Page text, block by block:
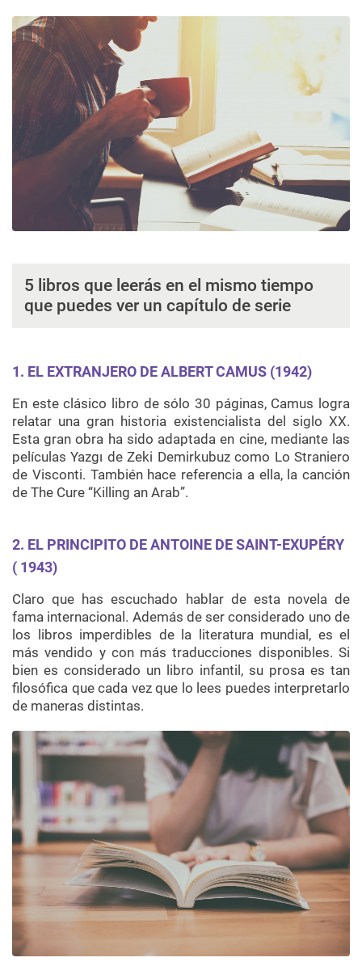
5 libros que leerás en el mismo tiempo
que puedes ver un capítulo de serie
1. EL EXTRANJERO DE ALBERT CAMUS (1942)
En este clásico libro de sólo 30 páginas, Camus logra
relatar una gran historia existencialista del siglo XX.
Esta gran obra ha sido adaptada en cine, mediante las
películas Yazgı de Zeki Demirkubuz como Lo Straniero
de Visconti. También hace referencia a ella, la canción
de The Cure “Killing an Arab”.
2. EL PRINCIPITO DE ANTOINE DE SAINT-EXUPÉRY
( 1943)
Claro que has escuchado hablar de esta novela de
fama internacional. Además de ser considerado uno de
los libros imperdibles de la literatura mundial, es el
más vendido y con más traducciones disponibles. Si
bien es considerado un libro infantil, su prosa es tan
filosófica que cada vez que lo lees puedes interpretarlo
de maneras distintas.